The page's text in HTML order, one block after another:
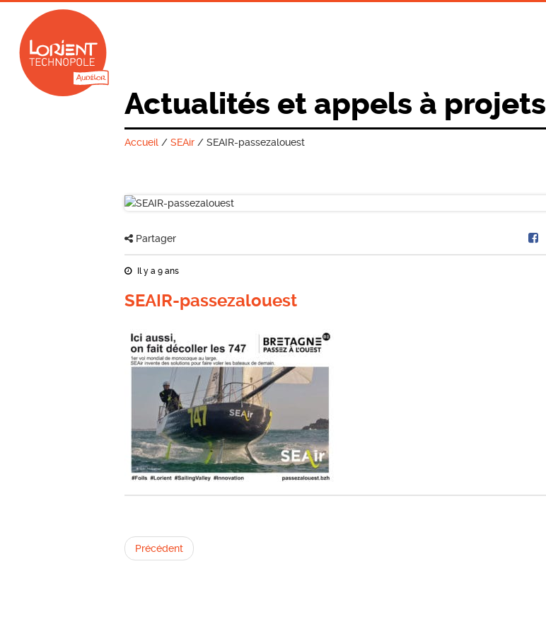
Actualités et appels à projets
Accueil /SEAir /SEAIR-passezalouest
Partager
Il y a 9 ans
SEAIR-passezalouest
Précédent